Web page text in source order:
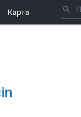
Карта